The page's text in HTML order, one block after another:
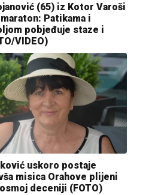
(65) iz Kotor Varoši
Patikama i
pobjeđuje staze i
VIDEO)
uskoro postaje
misica Orahove plijeni
deceniji (FOTO)